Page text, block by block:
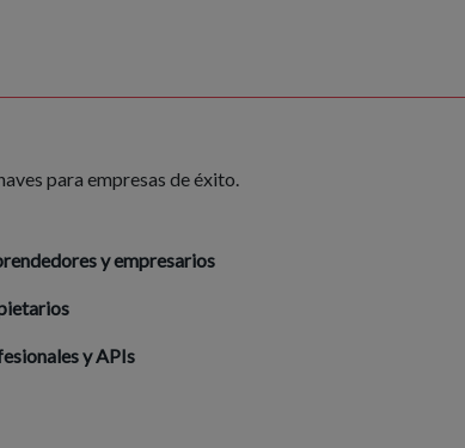
para empresas de éxito.
y empresarios
y APIs